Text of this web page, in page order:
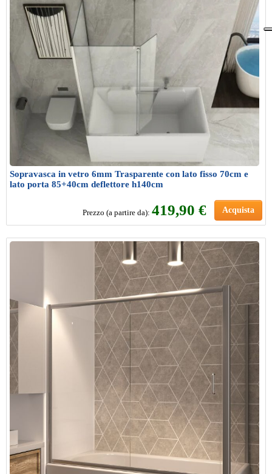
Sopravasca in vetro 6mm Trasparente con lato fisso 70cm e
lato porta 85+40cm deflettore h140cm
Prezzo (a partire da): 419,90 € Acquista